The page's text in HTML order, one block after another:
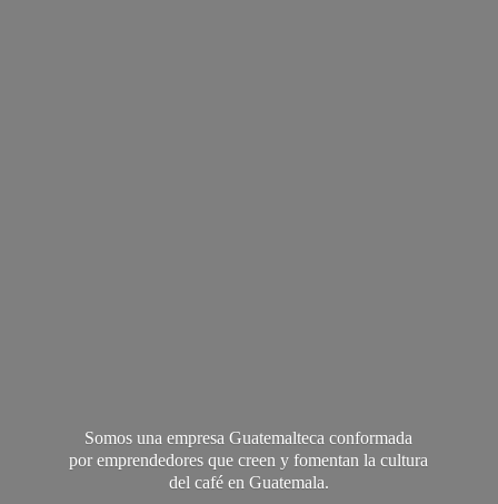
Somos una empresa Guatemalteca conformada
por emprendedores que creen y fomentan la cultura
del café en Guatemala.